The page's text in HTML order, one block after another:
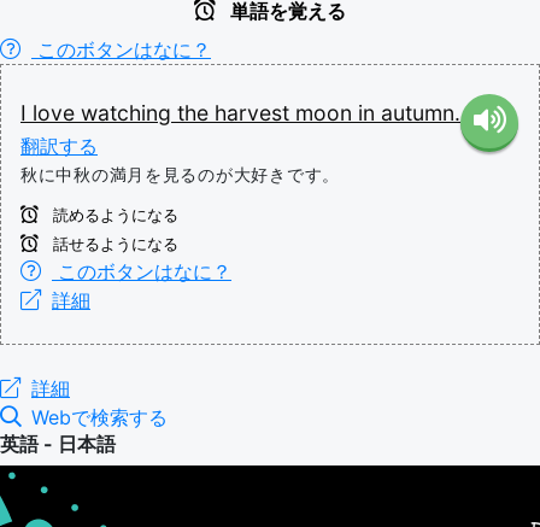
単語を覚える
このボタンはなに？
I love watching the harvest moon in autumn.
翻訳する
秋に中秋の満月を見るのが大好きです。
読めるようになる
話せるようになる
このボタンはなに？
詳細
詳細
Webで検索する
英語 - 日本語